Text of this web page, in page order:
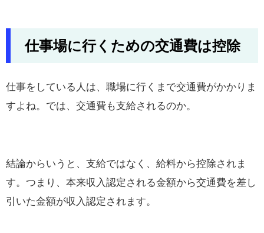
仕事場に行くための交通費は控除
仕事をしている人は、職場に行くまで交通費がかかりま
すよね。では、交通費も支給されるのか。
結論からいうと、支給ではなく、給料から控除されま
す。つまり、本来収入認定される金額から交通費を差し
引いた金額が収入認定されます。